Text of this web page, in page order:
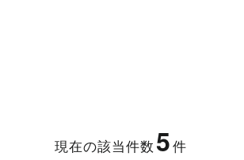
現在の該当件数 5件